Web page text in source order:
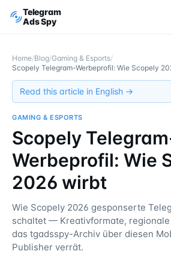
Telegram
Ads Spy
Home/Blog/Gaming & Esports/
Scopely Telegram-Werbeprofil: Wie Scopely
Read this article in English →
GAMING & ESPORTS
Scopely
Werbeprofil: Wie
2026 wirbt
Wie Scopely 2026 gesponserte
schaltet — Kreativformate,
das tgadsspy-Archiv über diesen
Publisher verrät.